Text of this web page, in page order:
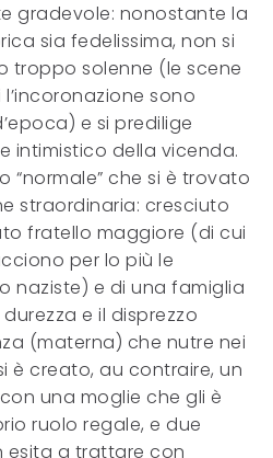
gradevole: nonostante la
sia fedelissima, non si
troppo solenne (le scene
sono
e si predilige
intimistico della vicenda.
“normale” che si è trovato
straordinaria: cresciuto
fratello maggiore (di cui
per lo più le
naziste) e di una famiglia
e il disprezzo
(materna) che nutre nei
è creato, au contraire, un
una moglie che gli è
ruolo regale, e due
esita a trattare con